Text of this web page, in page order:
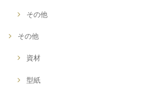
その他
その他
資材
型紙